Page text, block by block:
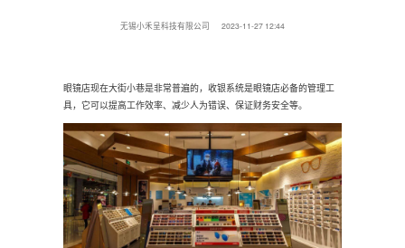
无锡小禾呈科技有限公司 2023-11-27 12:44
眼镜店现在大街小巷是非常普遍的，收银系统是眼镜店必备的管理工
具，它可以提高工作效率、减少人为错误、保证财务安全等。